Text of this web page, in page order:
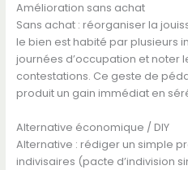
Amélioration sans achat
Sans achat : réorganiser la
le bien est habité par plusieurs
journées d’occupation et noter
contestations. Ce geste de
produit un gain immédiat en
Alternative économique / DIY
Alternative : rédiger un simple
indivisaires (pacte d’indivision